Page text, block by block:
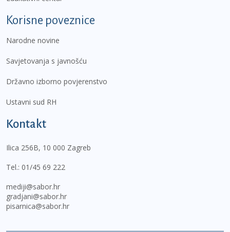
Korisne poveznice
Narodne novine
Savjetovanja s javnošću
Državno izborno povjerenstvo
Ustavni sud RH
Kontakt
Ilica 256B, 10 000 Zagreb
Tel.: 01/45 69 222
mediji@sabor.hr
gradjani@sabor.hr
pisarnica@sabor.hr